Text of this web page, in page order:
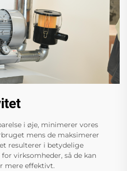
i øje, minimerer vores
mens de maksimerer
resulterer i betydelige
virksomheder, så de kan
mere effektivt.